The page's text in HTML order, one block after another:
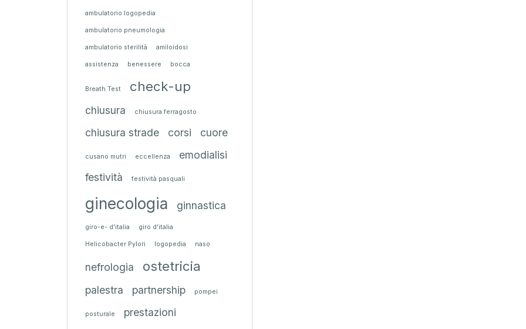
ambulatorio logopedia
ambulatorio pneumologia
ambulatorio sterilità amiloidosi
assistenza benessere bocca
Breath Test check-up
chiusura chiusura ferragosto
chiusura strade corsi cuore
cusano mutri eccellenza
emodialisi
festività
festività pasquali
ginecologia ginnastica
giro-e- d'italia giro d'italia
Helicobacter Pylori logopedia naso
nefrologia ostetricia
palestra partnership pompei
posturale prestazioni